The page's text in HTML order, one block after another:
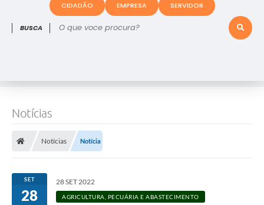
O que voce procura?
CIDADÃO EMPRESA SERVIDOR
Notícias
Notícias Notícia
SET
28
28 SET 2022
AGRICULTURA, PECUÁRIA E ABASTECIMENTO